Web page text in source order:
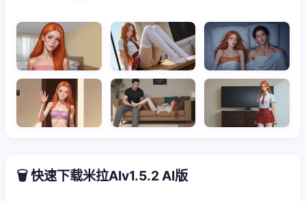
🗑️ 快速下载米拉AIv1.5.2 AI版